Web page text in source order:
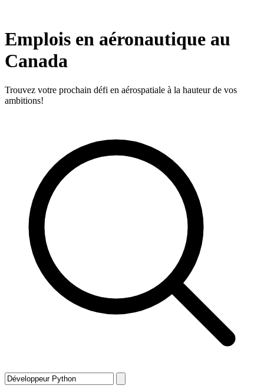
Emplois en aéronautique au
Canada
Trouvez votre prochain défi en aérospatiale à la hauteur de vos
ambitions!